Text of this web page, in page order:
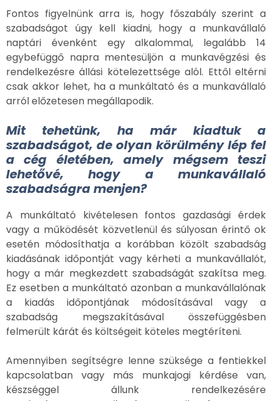
Fontos figyelnünk arra is, hogy főszabály szerint a
szabadságot úgy kell kiadni, hogy a munkavállaló
naptári évenként egy alkalommal, legalább 14
egybefüggő napra mentesüljön a munkavégzési és
rendelkezésre állási kötelezettsége alól. Ettől eltérni
csak akkor lehet, ha a munkáltató és a munkavállaló
arról előzetesen megállapodik.
Mit tehetünk, ha már kiadtuk a
szabadságot, de olyan körülmény lép fel
a cég életében, amely mégsem teszi
lehetővé, hogy a munkavállaló
szabadságra menjen?
A munkáltató kivételesen fontos gazdasági érdek
vagy a működését közvetlenül és súlyosan érintő ok
esetén módosíthatja a korábban közölt szabadság
kiadásának időpontját vagy kérheti a munkavállalót,
hogy a már megkezdett szabadságát szakítsa meg.
Ez esetben a munkáltató azonban a munkavállalónak
a kiadás időpontjának módosításával vagy a
szabadság megszakításával összefüggésben
felmerült kárát és költségeit köteles megtéríteni.
Amennyiben segítségre lenne szüksége a fentiekkel
kapcsolatban vagy más munkajogi kérdése van,
készséggel állunk rendelkezésére